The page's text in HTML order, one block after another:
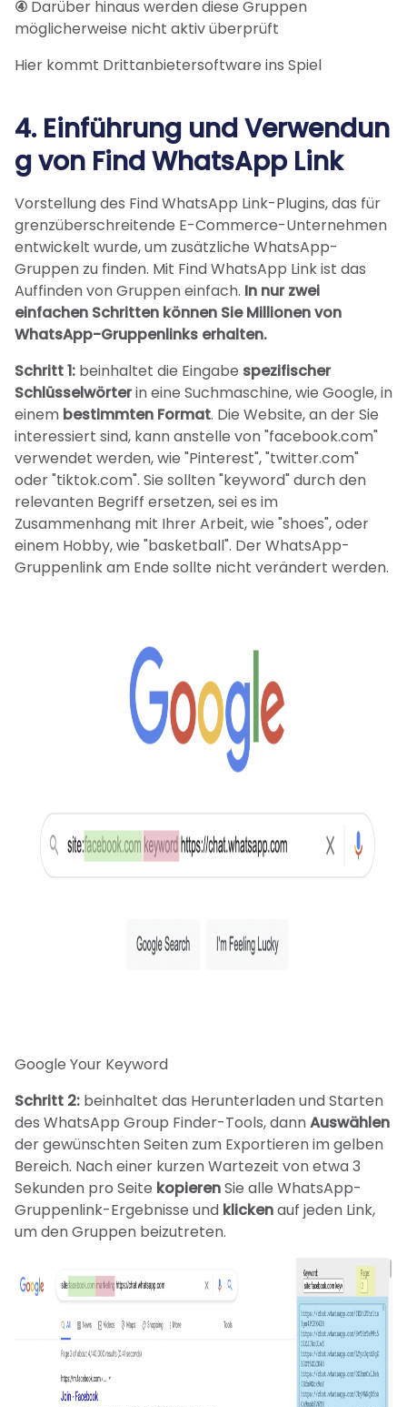
④ Darüber hinaus werden diese Gruppen
möglicherweise nicht aktiv überprüft
Hier kommt Drittanbietersoftware ins Spiel
4. Einführung und Verwendun
g von Find WhatsApp Link
Vorstellung des Find WhatsApp Link-Plugins, das für
grenzüberschreitende E-Commerce-Unternehmen
entwickelt wurde, um zusätzliche WhatsApp-
Gruppen zu finden. Mit Find WhatsApp Link ist das
Auffinden von Gruppen einfach. In nur zwei
einfachen Schritten können Sie Millionen von
WhatsApp-Gruppenlinks erhalten.
Schritt 1: beinhaltet die Eingabe spezifischer
Schlüsselwörterin eine Suchmaschine, wie Google, in
einem bestimmten Format. Die Website, an der Sie
interessiert sind, kann anstelle von "facebook.com"
verwendet werden, wie "Pinterest", "twitter.com"
oder "tiktok.com". Sie sollten "keyword" durch den
relevanten Begriff ersetzen, sei es im
Zusammenhang mit Ihrer Arbeit, wie "shoes", oder
einem Hobby, wie "basketball". Der WhatsApp-
Gruppenlink am Ende sollte nicht verändert werden.
Google Your Keyword
Schritt 2: beinhaltet das Herunterladen und Starten
des WhatsApp Group Finder-Tools, dannAuswählen
der gewünschten Seiten zum Exportieren im gelben
Bereich. Nach einer kurzen Wartezeit von etwa 3
Sekunden pro Seite kopierenSie alle WhatsApp-
Gruppenlink-Ergebnisse und klickenauf jeden Link,
um den Gruppen beizutreten.